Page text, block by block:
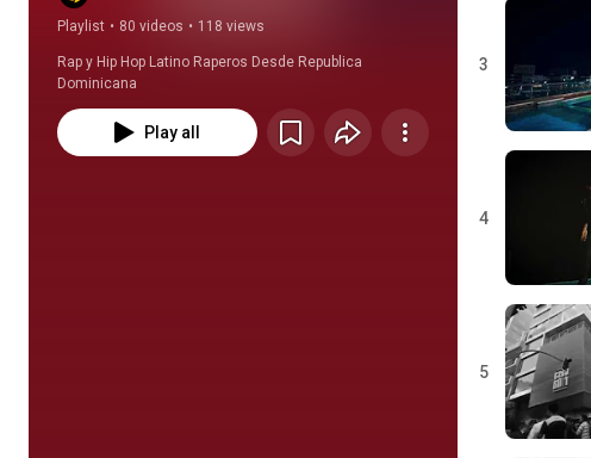
Playlist • 80 videos • 118 views
Rap y Hip Hop Latino Raperos Desde Republica
Dominicana
Play all
3
4
5